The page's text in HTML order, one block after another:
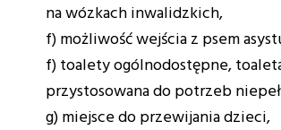
na wózkach inwalidzkich,
f) możliwość wejścia z psem
f) toalety ogólnodostępne,
przystosowana do potrzeb
g) miejsce do przewijania dzieci,